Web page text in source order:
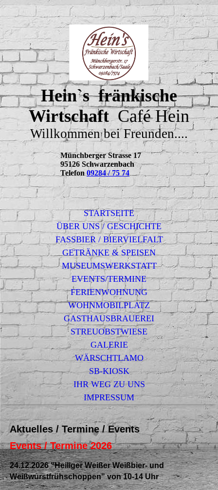
Hein`s fränkische
WirtschaftCafé Hein
Willkommen bei Freunden....
Münchberger Strasse 17
95126 Schwarzenbach
Telefon 09284 / 75 74
STARTSEITE
ÜBER UNS / GESCHICHTE
FASSBIER / BIERVIELFALT
GETRÄNKE & SPEISEN
MUSEUMSWERKSTATT
EVENTS/TERMINE
FERIENWOHNUNG
WOHNMOBILPLATZ
GASTHAUSBRAUEREI
STREUOBSTWIESE
GALERIE
WÄRSCHTLAMO
SB-KIOSK
IHR WEG ZU UNS
IMPRESSUM
Aktuelles / Termine / Events
Events / Termine 2026
24.12.2026 "Heiliger Weißer Weißbier- und
Weißwurstfrühschoppen" von 10-14 Uhr